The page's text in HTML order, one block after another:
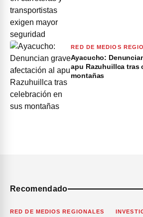
RED DE MEDIOS
Ayacucho:
apu Razuhuillca tras
montañas
Recomendado
RED DE MEDIOS REGIONALES